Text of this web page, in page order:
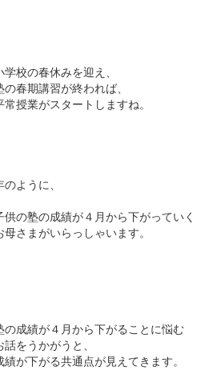
校の春休みを迎え、
春期講習が終われば、
常授業がスタートしますね。
ように、
供の塾の成績が４月から下がっていく
さまがいらっしゃいます。
の成績が４月から下がることに悩む
をうかがうと、
が下がる共通点が見えてきます。